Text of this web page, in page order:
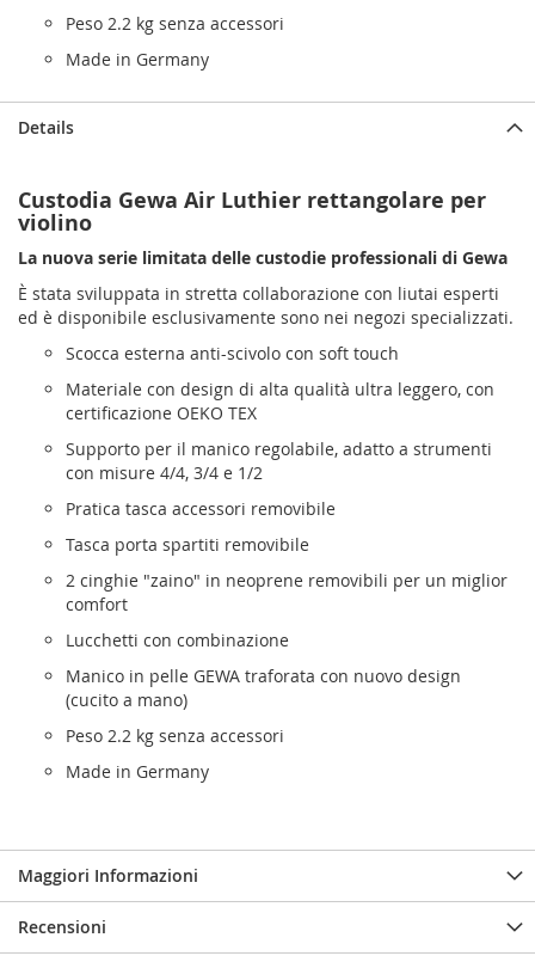
Peso 2.2 kg senza accessori
Made in Germany
Details
Custodia Gewa Air Luthier rettangolare per
violino
La nuova serie limitata delle custodie professionali di Gewa
È stata sviluppata in stretta collaborazione con liutai esperti
ed è disponibile esclusivamente sono nei negozi specializzati.
Scocca esterna anti-scivolo con soft touch
Materiale con design di alta qualità ultra leggero, con
certificazione OEKO TEX
Supporto per il manico regolabile, adatto a strumenti
con misure 4/4, 3/4 e 1/2
Pratica tasca accessori removibile
Tasca porta spartiti removibile
2 cinghie "zaino" in neoprene removibili per un miglior
comfort
Lucchetti con combinazione
Manico in pelle GEWA traforata con nuovo design
(cucito a mano)
Peso 2.2 kg senza accessori
Made in Germany
Maggiori Informazioni
Recensioni